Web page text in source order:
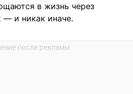
в жизнь через
— и никак иначе.